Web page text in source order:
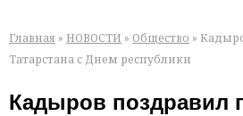
Главная » НОВОСТИ » Общество »
Татарстана с Днем республики
Кадыров поздравил